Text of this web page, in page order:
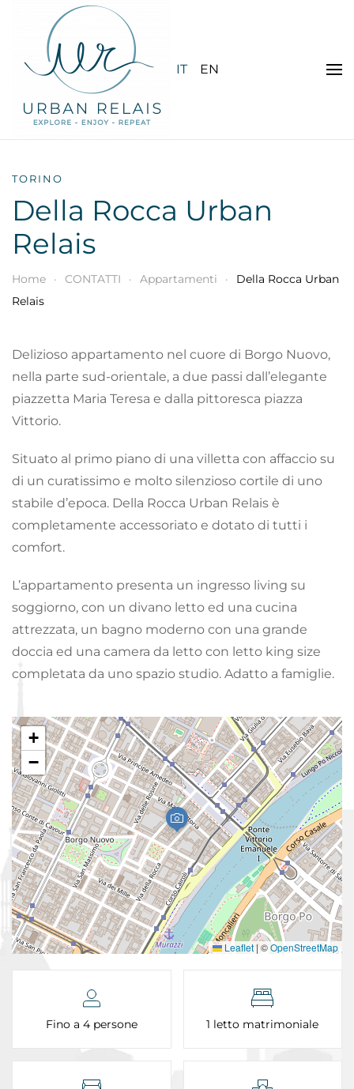
Skip to main content
IT
EN
TORINO
Della Rocca Urban
Relais
Home CONTATTI Appartamenti
Della Rocca Urban
Relais
Delizioso appartamento nel cuore di Borgo Nuovo,
nella parte sud-orientale, a due passi dall’elegante
piazzetta Maria Teresa e dalla pittoresca piazza
Vittorio.
Situato al primo piano di una villetta con affaccio su
di un curatissimo e molto silenzioso cortile di uno
stabile d’epoca. Della Rocca Urban Relais è
completamente accessoriato e dotato di tutti i
comfort.
L’appartamento presenta un ingresso living su
soggiorno, con un divano letto ed una cucina
attrezzata, un bagno moderno con una grande
doccia ed una camera da letto con letto king size
completata da uno spazio studio. Adatto a famiglie.
+
−
Leaflet|©OpenStreetMap
Fino a 4 persone 1 letto matrimoniale